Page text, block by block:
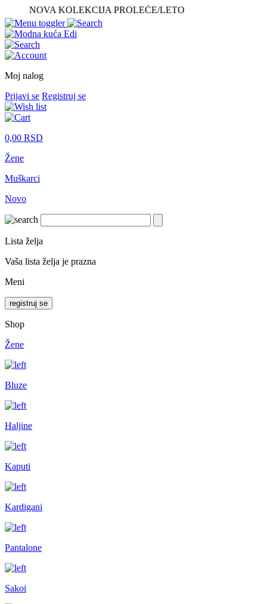
NOVA KOLEKCIJA PROLEĆE/LETO
Moj nalog
Prijavi se Registruj se
0,00 RSD
Žene
Muškarci
Novo
Lista želja
Vaša lista želja je prazna
Meni
registruj se
Shop
Žene
Bluze
Haljine
Kaputi
Kardigani
Pantalone
Sakoi